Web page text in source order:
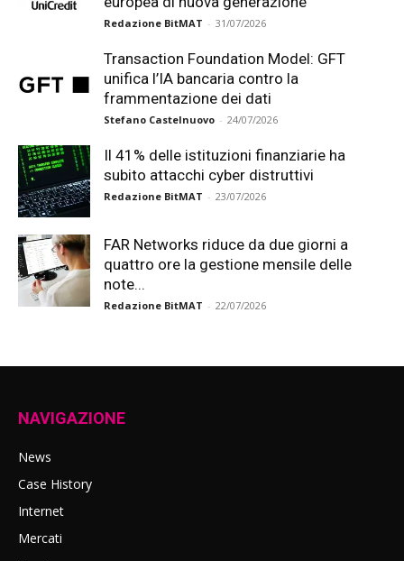
Redazione BitMAT - 31/07/2026
Transaction Foundation Model: GFT
unifica l’IA bancaria contro la
frammentazione dei dati
Stefano Castelnuovo - 24/07/2026
Il 41% delle istituzioni finanziarie ha
subito attacchi cyber distruttivi
Redazione BitMAT - 23/07/2026
FAR Networks riduce da due giorni a
quattro ore la gestione mensile delle
note...
Redazione BitMAT - 22/07/2026
NAVIGAZIONE
News
Case History
Internet
Mercati